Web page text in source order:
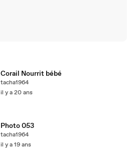
Corail Nourrit bébé
tacha1964
il y a 20 ans
Photo 053
tacha1964
il y a 19 ans